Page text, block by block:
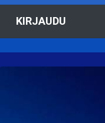
KIRJAUDU